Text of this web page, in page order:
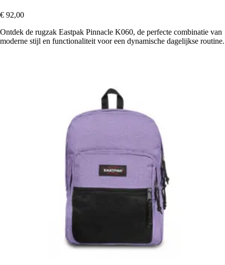
€ 92,00
Ontdek de rugzak Eastpak Pinnacle K060, de perfecte combinatie van
moderne stijl en functionaliteit voor een dynamische dagelijkse routine.